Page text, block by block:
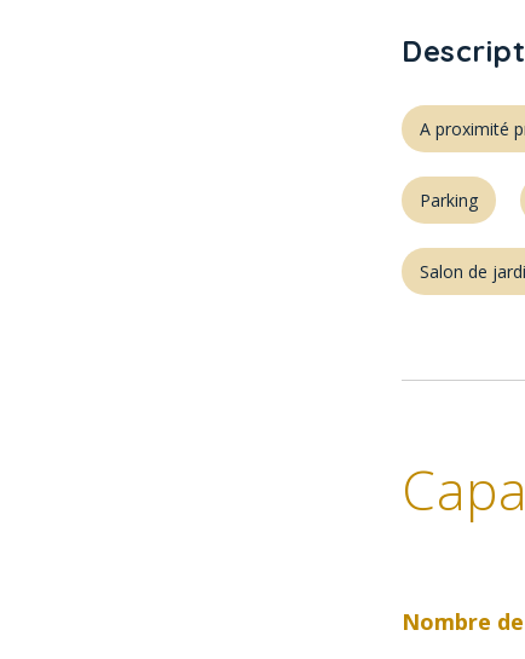
A proximité
Parking
Salon de
Nombre